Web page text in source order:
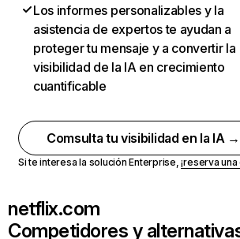
Los informes personalizables y la
asistencia de expertos te ayudan a
proteger tu mensaje y a convertir la
visibilidad de la IA en crecimiento
cuantificable
Comsulta tu visibilidad en la IA →
Si te interesa la solución Enterprise,¡reserva
netflix.com
Competidores y